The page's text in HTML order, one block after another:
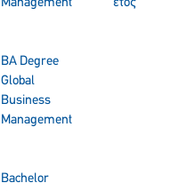
Management
έτος
BA Degree
Global
Business
Management
Bachelor